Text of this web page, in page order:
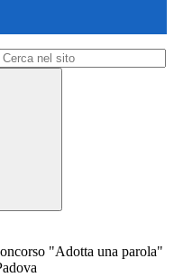
"Adotta una parola"